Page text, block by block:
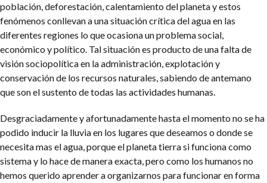
población, deforestación, calentamiento del planeta y estos
fenómenos conllevan a una situación crítica del agua en las
diferentes regiones lo que ocasiona un problema social,
económico y político. Tal situación es producto de una falta de
visión sociopolítica en la administración, explotación y
conservación de los recursos naturales, sabiendo de antemano
que son el sustento de todas las actividades humanas.
Desgraciadamente y afortunadamente hasta el momento no se ha
podido inducir la lluvia en los lugares que deseamos o donde se
necesita mas el agua, porque el planeta tierra si funciona como
sistema y lo hace de manera exacta, pero como los humanos no
hemos querido aprender a organizarnos para funcionar en forma